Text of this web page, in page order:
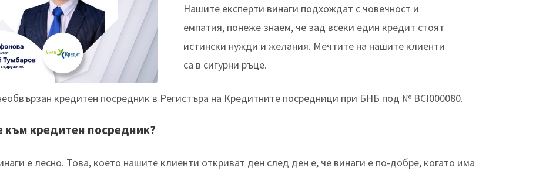
Нашите експерти винаги подхождат с човечност и
емпатия, понеже знаем, че зад всеки един кредит стоят
истински нужди и желания. Мечтите на нашите клиенти
са в сигурни ръце.
кредитен посредник в Регистъра на Кредитните посредници при БНБ под № BCI000080.
към кредитен посредник?
е лесно. Това, което нашите клиенти откриват ден след ден е, че винаги е по-добре, когато има